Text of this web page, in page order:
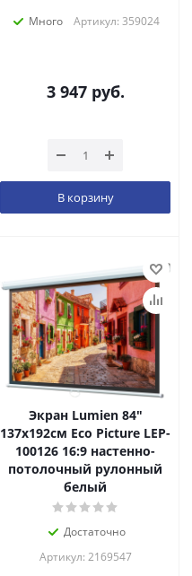
Много Артикул: 359024
3 947руб.
В корзину
Экран Lumien 84"
137x192см Eco Picture LEP-
100126 16:9 настенно-
потолочный рулонный
белый
Достаточно
Артикул: 2169547